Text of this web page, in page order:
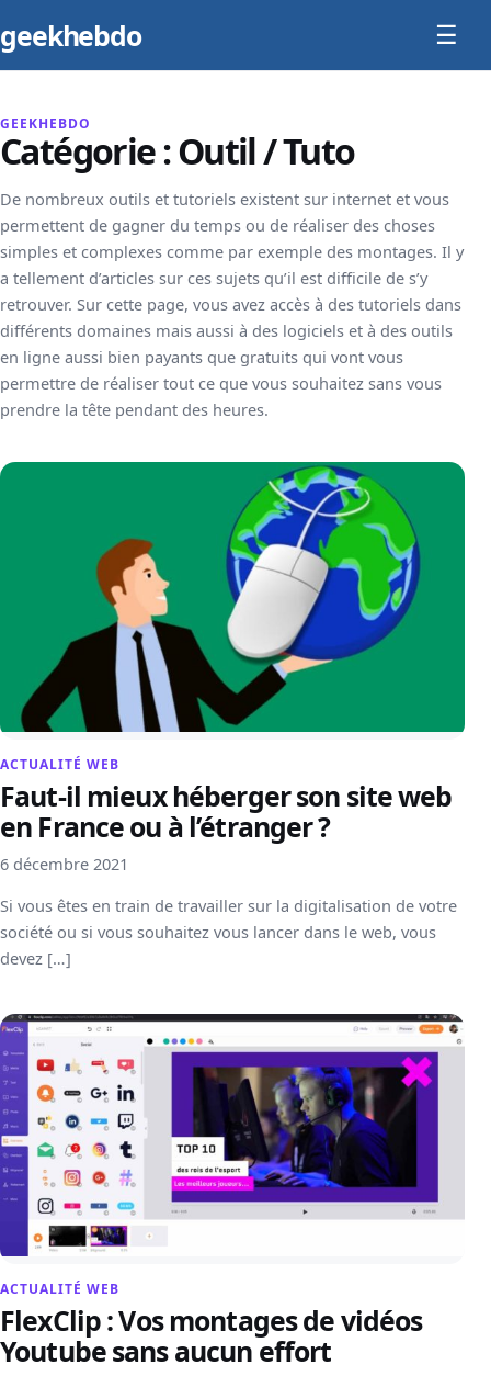
geekhebdo ☰
GEEKHEBDO
Catégorie :Outil / Tuto
De nombreux outils et tutoriels existent sur internet et vous
permettent de gagner du temps ou de réaliser des choses
simples et complexes comme par exemple des montages. Il y
a tellement d’articles sur ces sujets qu’il est difficile de s’y
retrouver. Sur cette page, vous avez accès à des tutoriels dans
différents domaines mais aussi à des logiciels et à des outils
en ligne aussi bien payants que gratuits qui vont vous
permettre de réaliser tout ce que vous souhaitez sans vous
prendre la tête pendant des heures.
ACTUALITÉ WEB
Faut-il mieux héberger son site web
en France ou à l’étranger ?
6 décembre 2021
Si vous êtes en train de travailler sur la digitalisation de votre
société ou si vous souhaitez vous lancer dans le web, vous
devez […]
ACTUALITÉ WEB
FlexClip : Vos montages de vidéos
Youtube sans aucun effort